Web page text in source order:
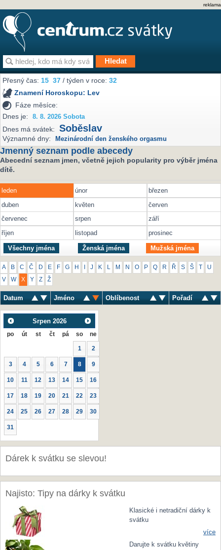
reklama
Přesný čas:15 37 / týden v roce:32
Znamení Horoskopu: Lev
Fáze měsíce:
Dnes je:
8. 8. 2026 Sobota
Dnes má svátek: Soběslav
Významné dny: Mezinárodní den ženského orgasmu
Jmenný seznam podle abecedy
Abecední seznam jmen, včetně jejich popularity pro výběr jména
dítě.
leden únor
březen
duben
květen
červen
červenec
srpen
září
říjen
listopad prosinec
Všechny jména Ženská jména Mužská jména
A B C Č D E F G H J K M N O P Q R Ř S Š U
V W X Y Z Ž
Datum Jméno Oblíbenost Pořadí
Srpen 2026
po út st čt pá so ne
1 2
3 4 5 6 7 8 9
10 11 12 13 14 15 16
17 18 19 20 21 22 23
24 25 26 27 28 29 30
31
Dárek k svátku se slevou!
Najisto: Tipy na dárky k svátku
Klasické i netradiční dárky k
svátku
více
Darujte k svátku květiny